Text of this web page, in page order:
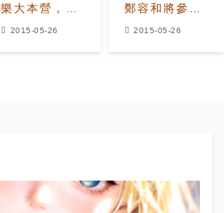
樂大本營，與
2015-05-26
鄭容和將參演
2015-05-26